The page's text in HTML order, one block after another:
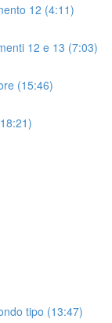
12 (4:11)
12 e 13 (7:03)
(15:46)
tipo (13:47)